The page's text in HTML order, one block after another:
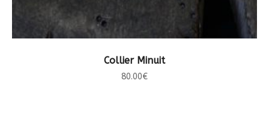
CHOIX DES OPTIONS
Collier Minuit
80.00€